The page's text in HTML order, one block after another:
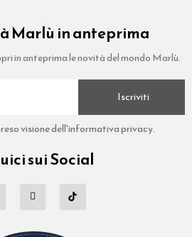
Marlù in anteprima
in anteprima le novità del mondo Marlù.
Iscriviti
visione dell'informativa privacy.
sui Social